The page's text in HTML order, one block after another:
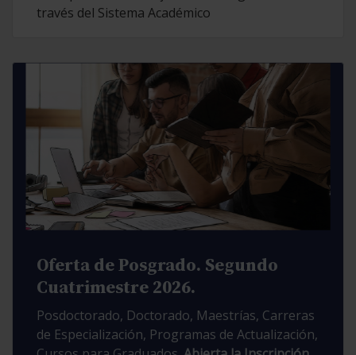
través del Sistema Académico
Oferta de Posgrado. Segundo
Cuatrimestre 2026.
Posdoctorado, Doctorado, Maestrías, Carreras
de Especialización, Programas de Actualización,